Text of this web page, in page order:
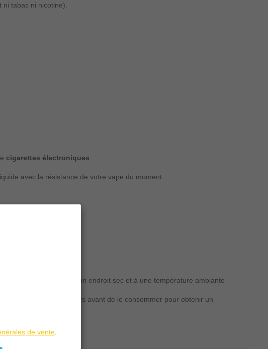
tabac ni nicotine).
cigarettes électroniques
avec la résistance de votre vape du moment.
de la lumière, dans un endroit sec et à une température ambiante
Qui Vape quelques jours avant de le consommer pour obtenir un
de vente.